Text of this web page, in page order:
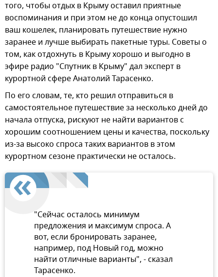
того, чтобы отдых в Крыму оставил приятные
воспоминания и при этом не до конца опустошил
ваш кошелек, планировать путешествие нужно
заранее и лучше выбирать пакетные туры. Советы о
том, как отдохнуть в Крыму хорошо и выгодно в
эфире радио "Спутник в Крыму" дал эксперт в
курортной сфере Анатолий Тарасенко.
По его словам, те, кто решил отправиться в
самостоятельное путешествие за несколько дней до
начала отпуска, рискуют не найти вариантов с
хорошим соотношением цены и качества, поскольку
из-за высоко спроса таких вариантов в этом
курортном сезоне практически не осталось.
"Сейчас осталось минимум
предложения и максимум спроса. А
вот, если бронировать заранее,
например, под Новый год, можно
найти отличные варианты", - сказал
Тарасенко.